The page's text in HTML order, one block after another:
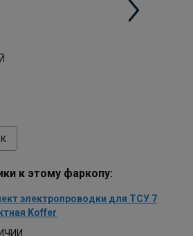
к этому фаркопу:
электропроводки для ТСУ 7
Koffer